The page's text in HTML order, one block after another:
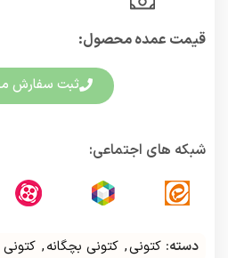
قیمت عمده محصول:​
ثبت سفارش
شبکه های اجتماعی:
دسته: کتونی, کتونی بچگانه, کتونی